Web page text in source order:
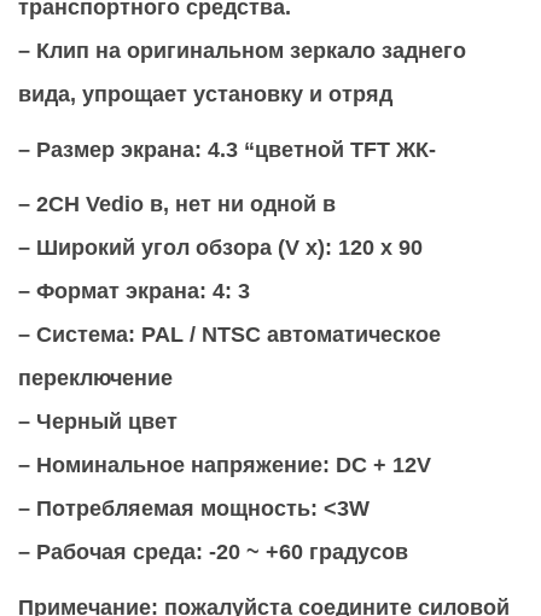
транспортного средства.
– Клип на оригинальном зеркало заднего
вида, упрощает установку и отряд
– Размер экрана: 4.3 “цветной TFT ЖК-
– 2CH Vedio в, нет ни одной в
– Широкий угол обзора (V х): 120 х 90
– Формат экрана: 4: 3
– Система: PAL / NTSC автоматическое
переключение
– Черный цвет
– Номинальное напряжение: DC + 12V
– Потребляемая мощность: <3W
– Рабочая среда: -20 ~ +60 градусов
Примечание: пожалуйста соедините силовой